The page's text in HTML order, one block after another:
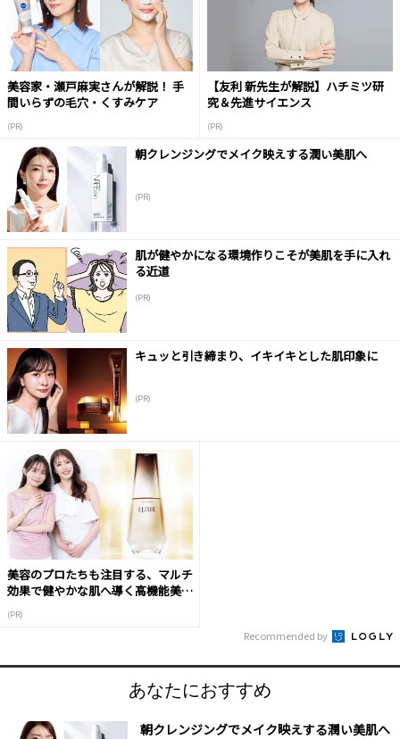
美容家・瀬戸麻実さんが解説！ 手
間いらずの毛穴・くすみケア
(PR)
【友利 新先生が解説】ハチミツ研
究＆先進サイエンス
(PR)
朝クレンジングでメイク映えする潤い美肌へ
(PR)
肌が健やかになる環境作りこそが美肌を手に入れ
る近道
(PR)
キュッと引き締まり、イキイキとした肌印象に
(PR)
美容のプロたちも注目する、マルチ
効果で健やかな肌へ導く高機能美容
(PR)
Recommended by
あなたにおすすめ
朝クレンジングでメイク映えする潤い美肌へ